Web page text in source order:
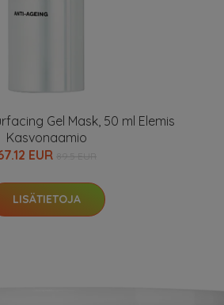
Gel Mask, 50 ml Elemis
Kasvonaamio
EUR
LISÄTIETOJA